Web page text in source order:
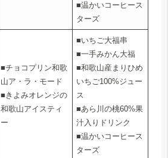
■温かいコーヒース
ターズ
■チョコプリン和歌
山ア・ラ・モード
■きよみオレンジの
和歌山アイスティ
ー
■いちご大福串
■一手みかん大福
■和歌山産まりひめ
いちご100%ジュー
ス
■あら川の桃60%果
汁入りドリンク
■温かいコーヒース
ターズ